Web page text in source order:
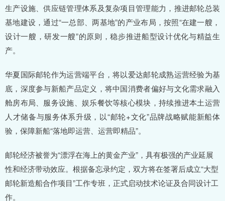
生产设施、供应链管理体系及复杂项目管理能力，推进邮轮总装
基地建设，通过“一总部、两基地”的产业布局，按照“在建一艘，
设计一艘，研发一艘”的原则，稳步推进船型设计优化与精益生
产。
华夏国际邮轮作为运营端平台，将以爱达邮轮成熟运营经验为基
底，深度参与新船产品定义，将中国消费者偏好与文化需求融入
舱房布局、服务设施、娱乐餐饮等核心模块，持续推进本土运营
人才储备与服务体系升级，以“邮轮+文化”品牌战略赋能新船体
验，保障新船“落地即运营、运营即精品”。
邮轮经济被誉为“漂浮在海上的黄金产业”，具有极强的产业延展
性和经济带动效应。根据备忘录约定，双方将在签署后成立“大型
邮轮新造船合作项目”工作专班，正式启动技术论证及合同设计工
作。